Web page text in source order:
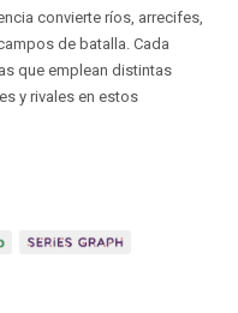
convierte ríos, arrecifes,
de batalla. Cada
que emplean distintas
y rivales en estos